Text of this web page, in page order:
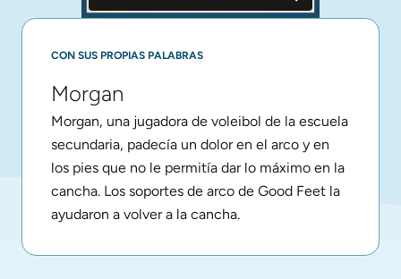
CON SUS PROPIAS PALABRAS
Morgan
Morgan, una jugadora de voleibol de la escuela
secundaria, padecía un dolor en el arco y en
los pies que no le permitía dar lo máximo en la
cancha. Los soportes de arco de Good Feet la
ayudaron a volver a la cancha.